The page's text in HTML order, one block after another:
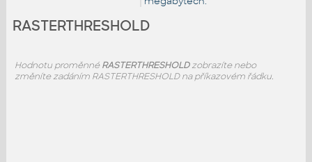
RASTERTHRESHOLD
Hodnotu proměnnéRASTERTHRESHOLDzobrazíte nebo
změníte zadáním RASTERTHRESHOLD na příkazovém řádku.